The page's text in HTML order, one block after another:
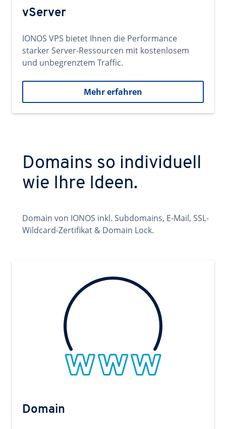
vServer
IONOS VPS bietet Ihnen die Performance
starker Server-Ressourcen mit kostenlosem
und unbegrenztem Traffic.
Mehr erfahren
Domains so individuell
wie Ihre Ideen.
Domain von IONOS inkl. Subdomains, E-Mail, SSL-
Wildcard-Zertifikat & Domain Lock.
Domain